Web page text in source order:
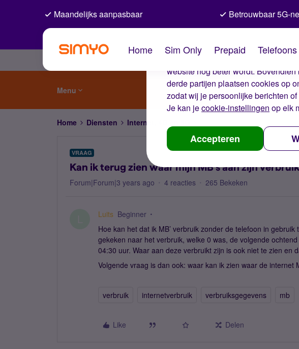
De cookies van
Wij gebruiken cookies op onze
website nog beter wordt.
derde partijen plaatsen cookies op
zodat wij je persoonlijke berichten
Je kan jecookie-instellingen op elk
Accepteren
Maandelijks aanpasbaar Betrouwbaar 5G-
Home Sim Only Prepaid Telefoons
Menu
Home Diensten Internet, 4G en 5G
VRAAG
Kan ik terug zien waar mijn MB's aan zijn
Forum|Forum|3 years ago 4 reacties 265 Bekeken
Luits Beginner
Hoe kan het dat ik MB’ verbruik zonder de telefoon in
gekeken naar het verbruik, welke 0 was, de volgende
04:30 uur. Waar aan deze verbruikt zijn is ook niet te zien en
Volgende vraag is dan ook: waar kan ik zien waar de internet
verbruik internetverbruik verbruiksgegevens mb
Like Delen